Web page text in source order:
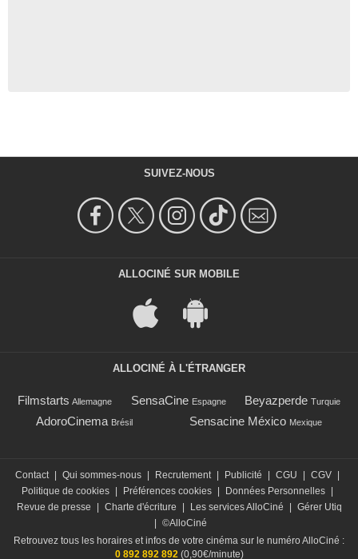
SUIVEZ-NOUS
ALLOCINÉ SUR MOBILE
ALLOCINÉ À L'ÉTRANGER
Filmstarts Allemagne SensaCine Espagne Beyazperde Turquie
AdoroCinema Brésil Sensacine México Mexique
Contact | Qui sommes-nous | Recrutement | Publicité | CGU | CGV |
Politique de cookies | Préférences cookies | Données Personnelles |
Revue de presse
| Charte d'écriture | Les services AlloCiné | Gérer Utiq
| ©AlloCiné
Retrouvez tous les horaires et infos de votre cinéma sur le numéro AlloCiné :
0 892 892 892 (0,90€/minute)